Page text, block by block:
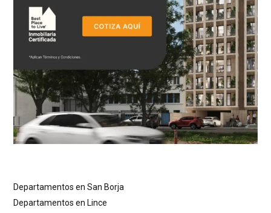
Departamentos en San Borja
Departamentos en Lince